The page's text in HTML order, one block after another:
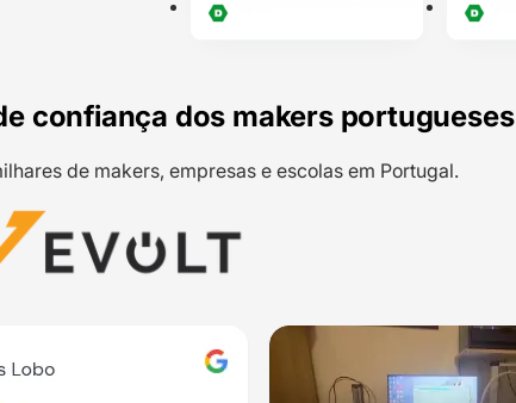
confiança dos makers portugueses
de makers, empresas e escolas em Portugal.